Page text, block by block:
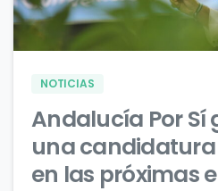
NOTICIAS
Andalucía Por
una
en las próximas